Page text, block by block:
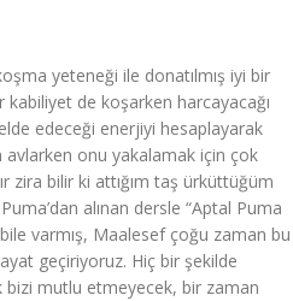
yeteneği ile donatılmış iyi bir
kabiliyet de koşarken harcayacağı
edeceği enerjiyi hesaplayarak
avlarken onu yakalamak için çok
zira bilir ki attığım taş ürküttüğüm
alınan dersle “Aptal Puma
varmış, Maalesef çoğu zaman bu
geçiriyoruz. Hiç bir şekilde
mutlu etmeyecek, bir zaman